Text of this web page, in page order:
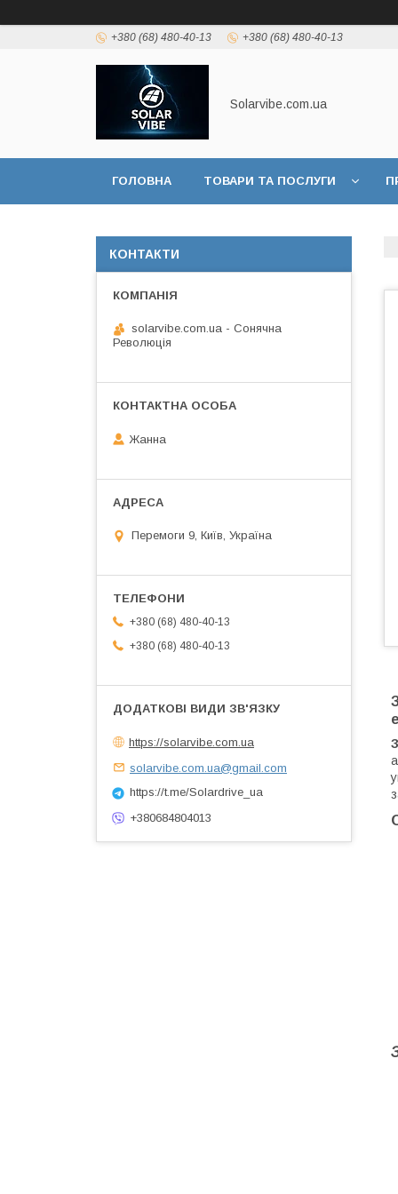
+380 (68) 480-40-13 +380 (68) 480-40-13
Solarvibe.com.ua
ГОЛОВНА ТОВАРИ ТА ПОСЛУГИ
КОНТАКТИ
solarvibe.com.ua - Сонячна
Революція
Жанна
Перемоги 9, Київ, Україна
+380 (68) 480-40-13
+380 (68) 480-40-13
https://solarvibe.com.ua
solarvibe.com.ua@gmail.com
https://t.me/Solardrive_ua
+380684804013